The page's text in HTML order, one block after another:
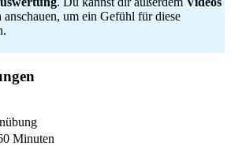
anschauen, um ein Gefühl für diese
Minuten